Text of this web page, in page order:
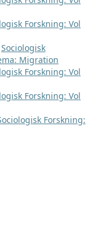
Forskning: Vol
Sociologisk
Migration
Forskning: Vol
Forskning: Vol
Forskning: